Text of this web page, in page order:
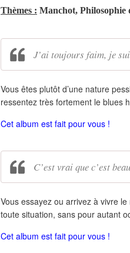
Thèmes : Manchot, Philosophie
J’ai toujours faim, je
Vous êtes plutôt d’une nature
ressentez très fortement le blues
Cet album est fait pour vous !
C’est vrai que c’est
Vous essayez ou arrivez à vivre
toute situation, sans pour autant
Cet album est fait pour vous !